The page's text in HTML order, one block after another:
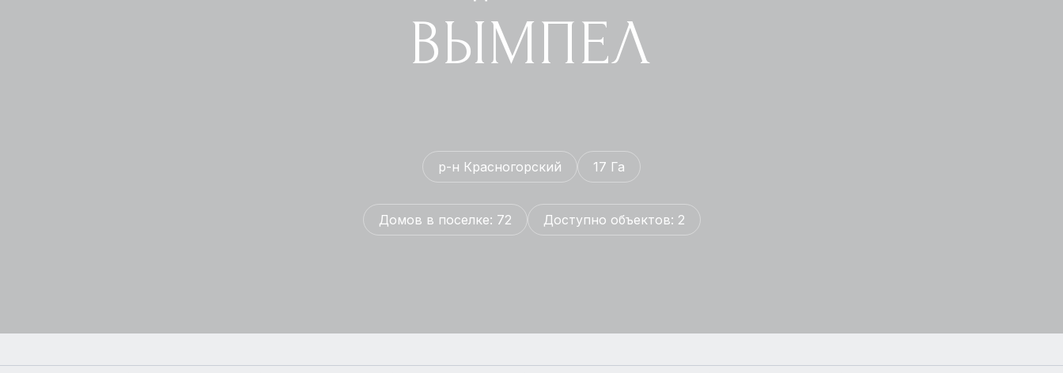
ВЫМПЕЛ
р-н Красногорский 17 Га
Домов в поселке: 72 Доступно объектов: 2